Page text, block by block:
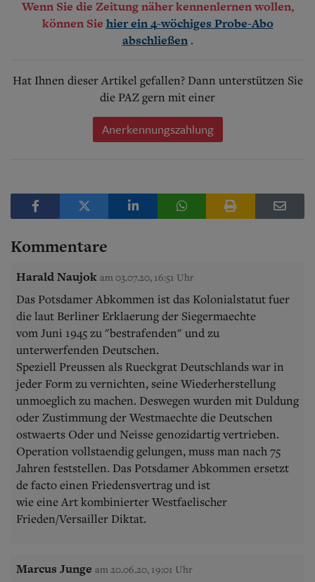
Wenn Sie die Zeitung näher kennenlernen wollen,
können Sie hier ein 4-wöchiges Probe-Abo
abschließen .
Hat Ihnen dieser Artikel gefallen? Dann unterstützen Sie
die PAZ gern mit einer
Anerkennungszahlung
Kommentare
Harald Naujok am 03.07.20, 16:51 Uhr
Das Potsdamer Abkommen ist das Kolonialstatut fuer
die laut Berliner Erklaerung der Siegermaechte
vom Juni 1945 zu "bestrafenden" und zu
unterwerfenden Deutschen.
Speziell Preussen als Rueckgrat Deutschlands war in
jeder Form zu vernichten, seine Wiederherstellung
unmoeglich zu machen. Deswegen wurden mit Duldung
oder Zustimmung der Westmaechte die Deutschen
ostwaerts Oder und Neisse genozidartig vertrieben.
Operation vollstaendig gelungen, muss man nach 75
Jahren feststellen. Das Potsdamer Abkommen ersetzt
de facto einen Friedensvertrag und ist
wie eine Art kombinierter Westfaelischer
Frieden/Versailler Diktat.
Marcus Junge am 20.06.20, 19:01 Uhr